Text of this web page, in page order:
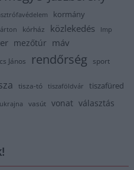
kormány
kórház közlekedés lmp
mezőtúr máv
János rendőrség sport
tisza-tó tiszaföldvár tiszafüred
ukrajna vasút vonat választás